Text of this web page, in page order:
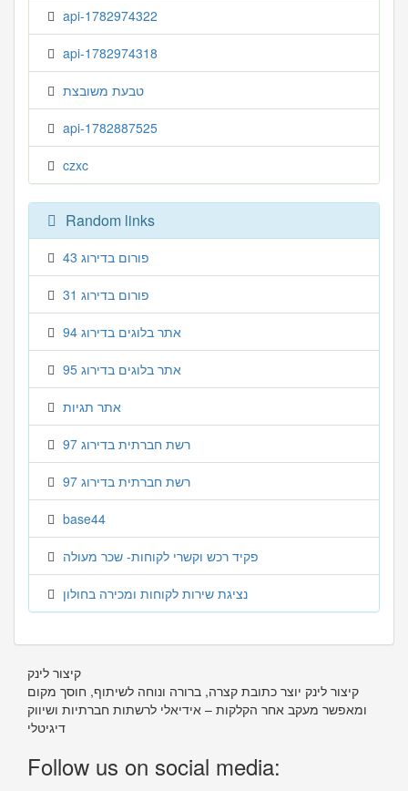
api-1782974322
api-1782974318
טבעת משובצת
api-1782887525
czxc
Random links
פורום בדירוג 43
פורום בדירוג 31
אתר בלוגים בדירוג 94
אתר בלוגים בדירוג 95
אתר תגיות
רשת חברתית בדירוג 97
רשת חברתית בדירוג 97
base44
פקיד רכש וקשרי לקוחות- שכר מעולה
נציגת שירות לקוחות ומכירה בחולון
קיצור לינק
קיצור לינק יוצר כתובת קצרה, ברורה ונוחה לשיתוף, חוסך מקום
ומאפשר מעקב אחר הקלקות – אידיאלי לרשתות חברתיות ושיווק
דיגיטלי
Follow us on social media: